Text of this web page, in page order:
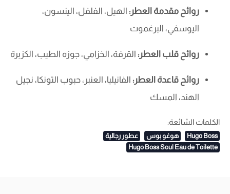
روائح مقدمة العطر: الهيل، الفلفل، الينسون،
اليوسفي، البرغموت
روائح قلب العطر: القرفة، الخزامي، جوزه الطيب، الكزبرة
روائح قاعدة العطر: الفانيليا، العنبر، حبوب التونكا، نجيل
الهند، المسك
الكلمات الشائعة:
Hugo Boss هوغو بوس
عطور رجالية
Hugo Boss Soul Eau de Toilette